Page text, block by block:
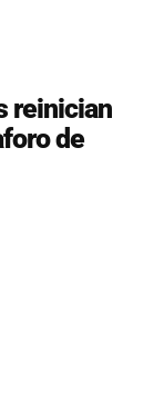
reinician
de